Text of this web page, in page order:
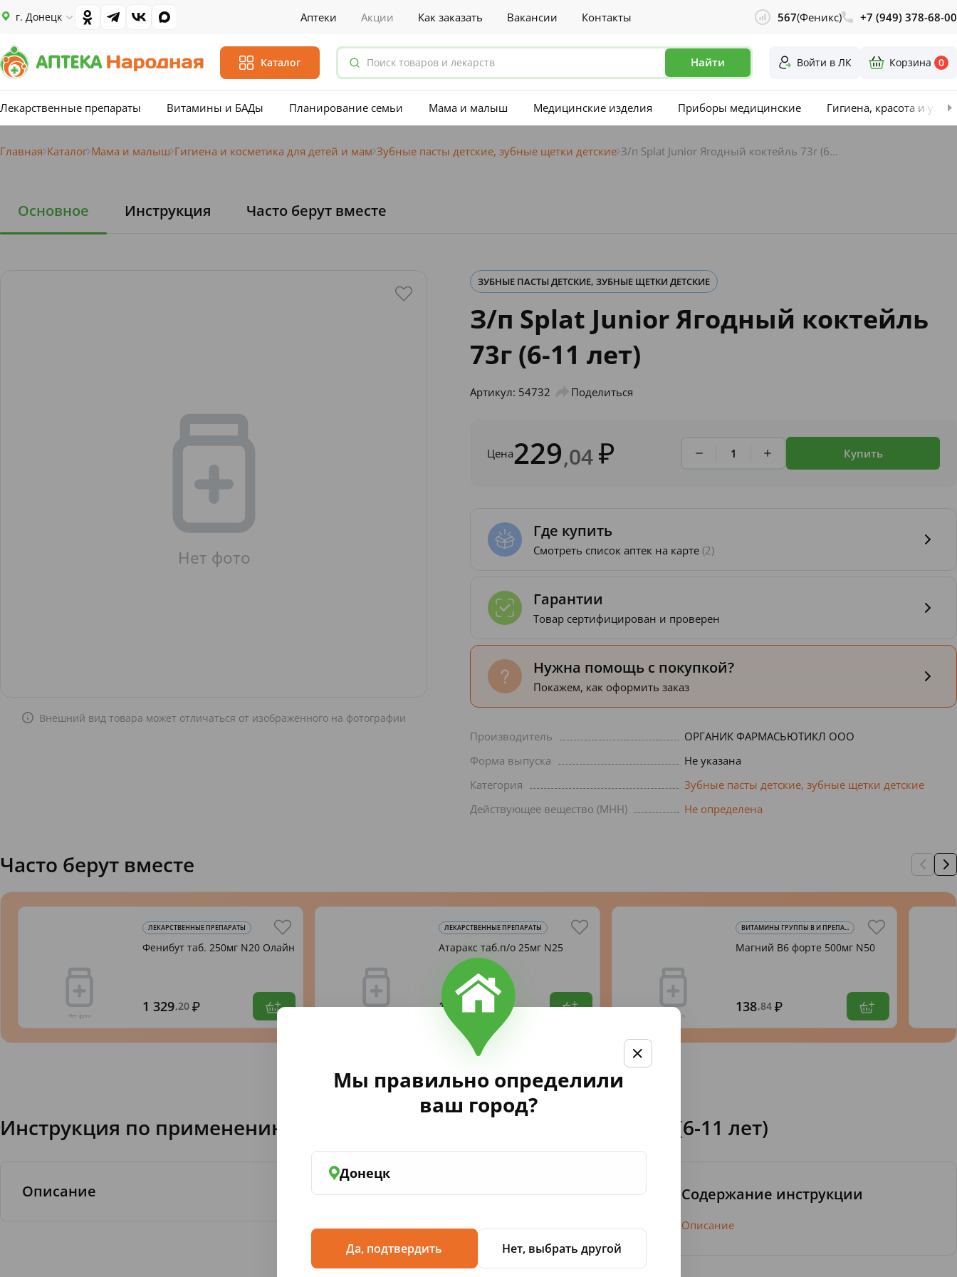
г. Донецк Аптеки Акции Как заказать Вакансии Контакты 567(Феникс) +7 (949) 378-68-00
Каталог Найти Войти в ЛК Корзина 0
Лекарственные препараты Витамины и БАДы Планирование семьи Мама и малыш Медицинские изделия Приборы медицинские Гигиена, красота и уход
Мы правильно определили
ваш город?
Донецк
Да, подтвердить Нет, выбрать другой
Главная Каталог Мама и малыш Гигиена и косметика для детей и мам Зубные пасты детские, зубные щетки детские З/п Splat Junior Ягодный коктейль 73г (6...
Основное Инструкция Часто берут вместе
Внешний вид товара может отличаться от изображенного на фотографии
ЗУБНЫЕ ПАСТЫ ДЕТСКИЕ, ЗУБНЫЕ ЩЕТКИ ДЕТСКИЕ
З/п Splat Junior Ягодный коктейль
73г (6-11 лет)
Артикул: 54732 Поделиться
Цена229,04 Купить
Где купить
Смотреть список аптек на карте (2)
Гарантии
Товар сертифицирован и проверен
Нужна помощь с покупкой?
Покажем, как оформить заказ
Производитель
ОРГАНИК ФАРМАСЬЮТИКЛ ООО
Форма выпуска
Не указана
Категория
Зубные пасты детские, зубные щетки детские
Действующее вещество (МНН)
Не определена
Часто берут вместе
ЛЕКАРСТВЕННЫЕ ПРЕПАРАТЫ
Фенибут таб. 250мг N20 Олайн
1 329,20
ЛЕКАРСТВЕННЫЕ ПРЕПАРАТЫ
Атаракс таб.п/о 25мг N25
131
ВИТАМИНЫ ГРУППЫ В И ПРЕПА...
Магний В6 форте 500мг N50
138,84
Инструкция по применению З/п Splat Junior Ягодный коктейль 73г (6-11 лет)
Описание Содержание инструкции
Описание